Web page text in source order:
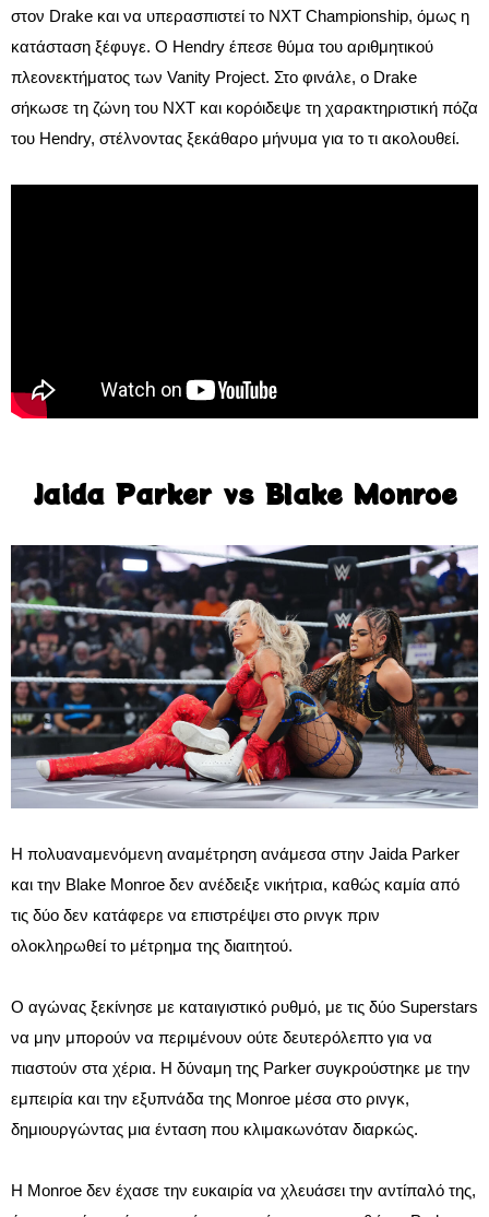
στον Drake και να υπερασπιστεί το NXT Championship, όμως η
κατάσταση ξέφυγε. Ο Hendry έπεσε θύμα του αριθμητικού
πλεονεκτήματος των Vanity Project. Στο φινάλε, ο Drake
σήκωσε τη ζώνη του NXT και κορόιδεψε τη χαρακτηριστική πόζα
του Hendry, στέλνοντας ξεκάθαρο μήνυμα για το τι ακολουθεί.
Jaida Parker vs Blake Monroe
Η πολυαναμενόμενη αναμέτρηση ανάμεσα στην Jaida Parker
και την Blake Monroe δεν ανέδειξε νικήτρια, καθώς καμία από
τις δύο δεν κατάφερε να επιστρέψει στο ρινγκ πριν
ολοκληρωθεί το μέτρημα της διαιτητού.
Ο αγώνας ξεκίνησε με καταιγιστικό ρυθμό, με τις δύο Superstars
να μην μπορούν να περιμένουν ούτε δευτερόλεπτο για να
πιαστούν στα χέρια. Η δύναμη της Parker συγκρούστηκε με την
εμπειρία και την εξυπνάδα της Monroe μέσα στο ρινγκ,
δημιουργώντας μια ένταση που κλιμακωνόταν διαρκώς.
Η Monroe δεν έχασε την ευκαιρία να χλευάσει την αντίπαλό της,